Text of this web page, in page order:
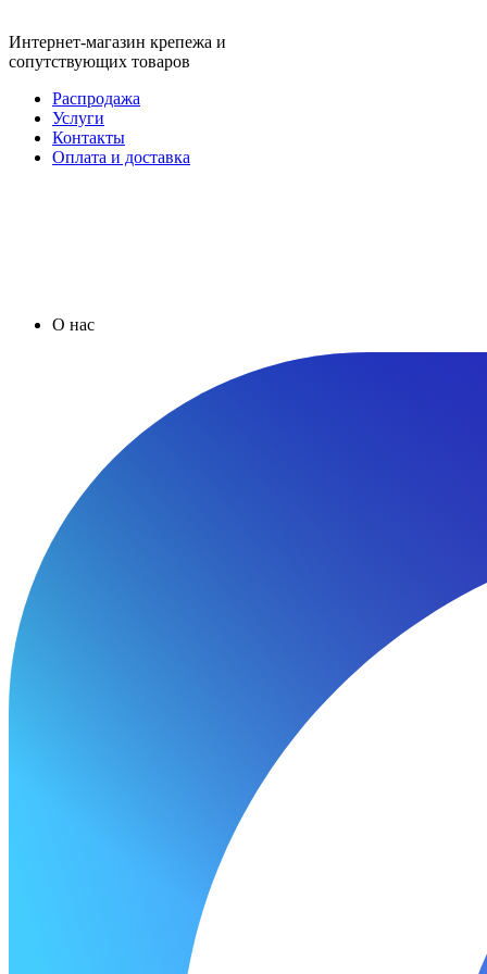
Интернет-магазин крепежа и
сопутствующих товаров
Распродажа
Услуги
Контакты
Оплата и доставка
О нас